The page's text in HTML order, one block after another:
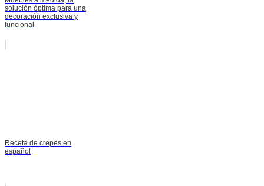
solución óptima para una
decoración exclusiva y
funcional
Receta de crepes en
español